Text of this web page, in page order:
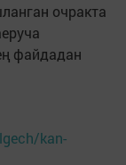
очракта
файдадан
kan-